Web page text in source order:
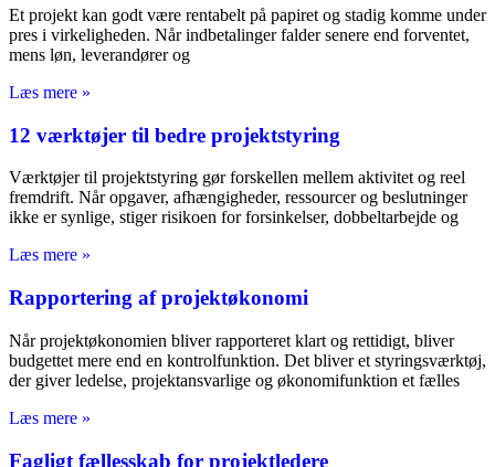
Et projekt kan godt være rentabelt på papiret og stadig komme under
pres i virkeligheden. Når indbetalinger falder senere end forventet,
mens løn, leverandører og
Læs mere »
12 værktøjer til bedre projektstyring
Værktøjer til projektstyring gør forskellen mellem aktivitet og reel
fremdrift. Når opgaver, afhængigheder, ressourcer og beslutninger
ikke er synlige, stiger risikoen for forsinkelser, dobbeltarbejde og
Læs mere »
Rapportering af projektøkonomi
Når projektøkonomien bliver rapporteret klart og rettidigt, bliver
budgettet mere end en kontrolfunktion. Det bliver et styringsværktøj,
der giver ledelse, projektansvarlige og økonomifunktion et fælles
Læs mere »
Fagligt fællesskab for projektledere